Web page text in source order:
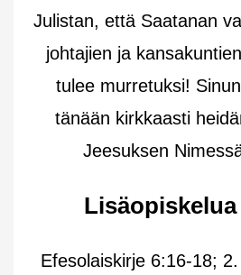
Julistan, että Saatanan
johtajien ja
tulee murretuksi!
tänään kirkkaasti
Jeesuksen
Efesolaiskirje 6:16-18;